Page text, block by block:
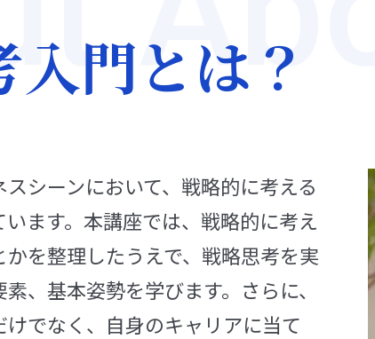
門とは？
シーンにおいて、戦略的に考える
ます。本講座では、戦略的に考え
を整理したうえで、戦略思考を実
、基本姿勢を学びます。さらに、
でなく、自身のキャリアに当て